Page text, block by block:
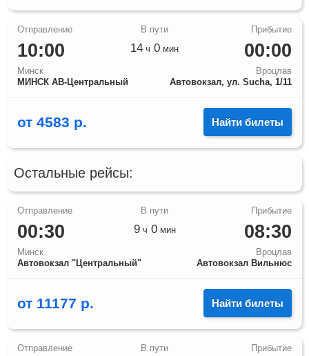
10:00
Минск
МИНСК АВ-Центральный
00:00
Вроцлав
Автовокзал, ул. Sucha, 1/11
14 ч 0 мин
от 4583 р. Найти билеты
Остальные рейсы:
00:30
Минск
Автовокзал "Центральный"
08:30
Вроцлав
Автовокзал Вильнюс
9ч 0мин
от 11177 р. Найти билеты